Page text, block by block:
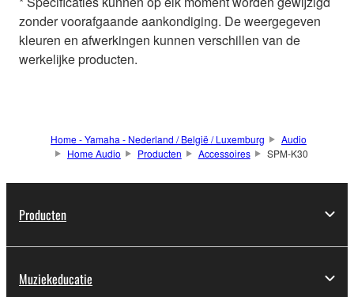
zonder voorafgaande aankondiging. De weergegeven
kleuren en afwerkingen kunnen verschillen van de
werkelijke producten.
Home - Yamaha - Nederland / België / Luxemburg
Audio
Home Audio
Producten Accessoires SPM-K30
Producten
Muziekeducatie